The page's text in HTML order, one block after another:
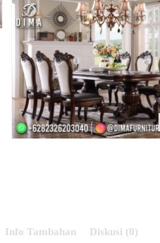
Info Tambahan Diskusi (0)